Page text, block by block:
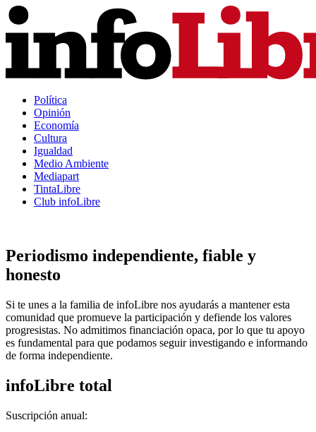
Política
Opinión
Economía
Cultura
Igualdad
Medio Ambiente
Mediapart
TintaLibre
Club infoLibre
Periodismo independiente, fiable y
honesto
Si te unes a la familia de infoLibre nos ayudarás a mantener esta
comunidad que promueve la participación y defiende los valores
progresistas. No admitimos financiación opaca, por lo que tu apoyo
es fundamental para que podamos seguir investigando e informando
de forma independiente.
infoLibre total
Suscripción anual: